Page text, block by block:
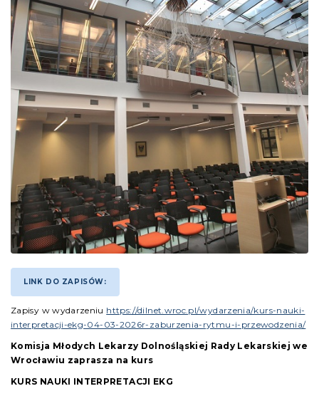
LINK DO ZAPISÓW:
Zapisy w wydarzeniu https://dilnet.wroc.pl/wydarzenia/kurs-nauki-
interpretacji-ekg-04-03-2026r-zaburzenia-rytmu-i-przewodzenia/
Komisja Młodych Lekarzy Dolnośląskiej Rady Lekarskiej we
Wrocławiu zaprasza na kurs
KURS NAUKI INTERPRETACJI EKG